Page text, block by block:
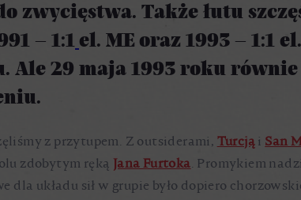
zwycięstwa. Także łutu
– 1:1 el. ME oraz 1993 – 1:1
29 maja 1993 roku równie
z przytupem. Z outsiderami, Turcją i San
zdobytym ręką
Jana Furtoka. Promykiem
dla układu sił w grupie było dopiero